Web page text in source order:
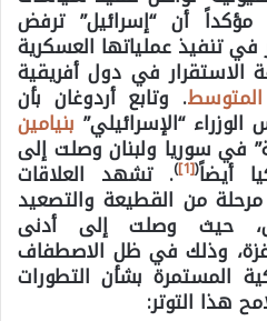
مؤكداً أن “إسرائيل” ترفض
تنفيذ عملياتها العسكرية
الاستقرار في دول أفريقية
المتوسط. وتابع أردوغان بأن
“الإسرائيلي” بنيامين
في سوريا ولبنان وصلت إلى
أيضاً(
[1]
). تشهد العلاقات
مرحلة من القطيعة والتصعيد
حيث وصلت إلى أدنى
غزة، وذلك في ظل الاصطفاف
المستمرة بشأن التطورات
هذا التوتر: